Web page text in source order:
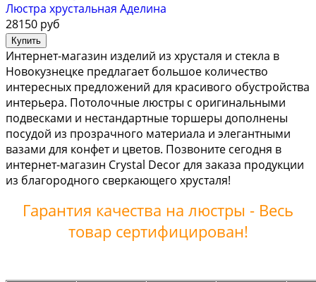
Люстра хрустальная Аделина
28150 руб
Интернет-магазин изделий из хрусталя и стекла в
Новокузнецке предлагает большое количество
интересных предложений для красивого обустройства
интерьера. Потолочные люстры с оригинальными
подвесками и нестандартные торшеры дополнены
посудой из прозрачного материала и элегантными
вазами для конфет и цветов. Позвоните сегодня в
интернет-магазин Crystal Decor для заказа продукции
из благородного сверкающего хрусталя!
Гарантия качества на люстры - Весь
товар сертифицирован!